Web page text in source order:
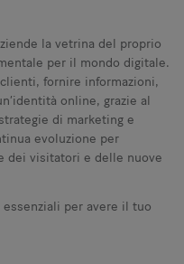
la vetrina del proprio
per il mondo digitale.
fornire informazioni,
online, grazie al
di marketing e
evoluzione per
dei visitatori e delle nuove
per avere il tuo